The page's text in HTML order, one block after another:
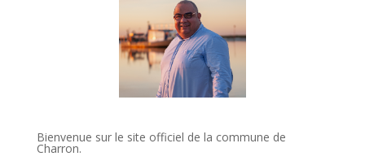
Bienvenue sur le site officiel de la commune de
Charron.